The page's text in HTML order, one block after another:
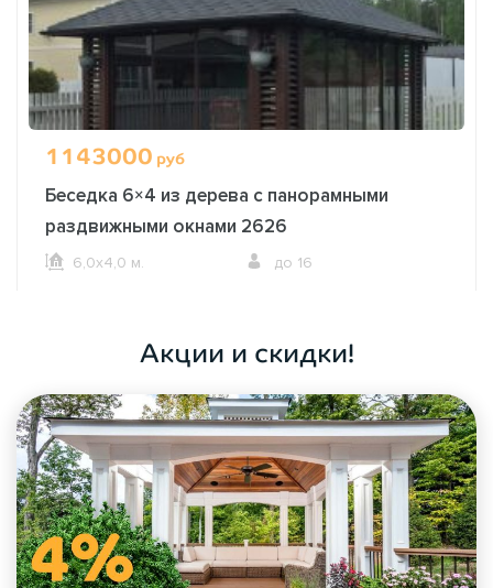
1143000 руб
Беседка 6×4 из дерева с панорамными
раздвижными окнами 2626
6,0х4,0 м. до 16
Акции и скидки!